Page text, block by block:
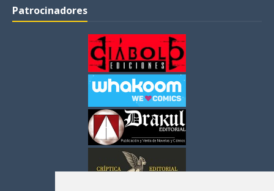
Patrocinadores